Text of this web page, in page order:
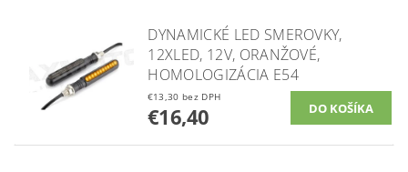
DYNAMICKÉ LED SMEROVKY,
12XLED, 12V, ORANŽOVÉ,
HOMOLOGIZÁCIA E54
€13,30 bez DPH
€16,40